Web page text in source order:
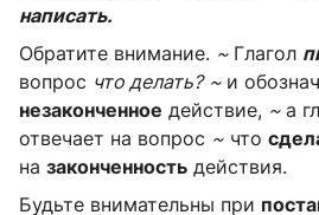
написать.
Обратите внимание. ~ Глагол
вопрос что делать? ~ и
незаконченное действие, ~ а
отвечает на вопрос ~ что
на законченность действия.
Будьте внимательны при